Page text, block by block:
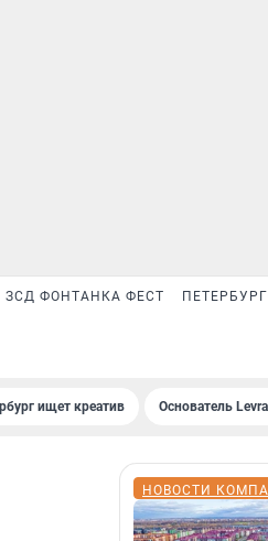
ЗСД ФОНТАНКА ФЕСТ
ищет креатив Основатель
НОВОСТИ